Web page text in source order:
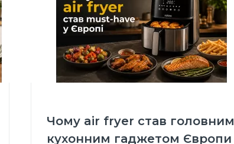
Чому air fryer став головним
кухонним гаджетом Європи